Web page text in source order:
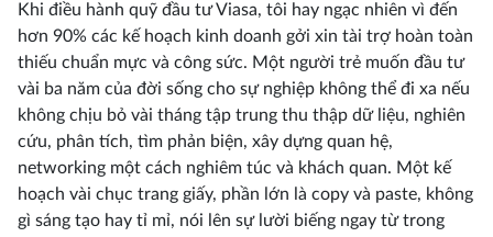
Khi điều hành quỹ đầu tư Viasa, tôi hay ngạc nhiên vì đến
hơn 90% các kế hoạch kinh doanh gởi xin tài trợ hoàn toàn
thiếu chuẩn mực và công sức. Một người trẻ muốn đầu tư
vài ba năm của đời sống cho sự nghiệp không thể đi xa nếu
không chịu bỏ vài tháng tập trung thu thập dữ liệu, nghiên
cứu, phân tích, tìm phản biện, xây dựng quan hệ,
networking một cách nghiêm túc và khách quan. Một kế
hoạch vài chục trang giấy, phần lớn là copy và paste, không
gì sáng tạo hay tỉ mỉ, nói lên sự lười biếng ngay từ trong